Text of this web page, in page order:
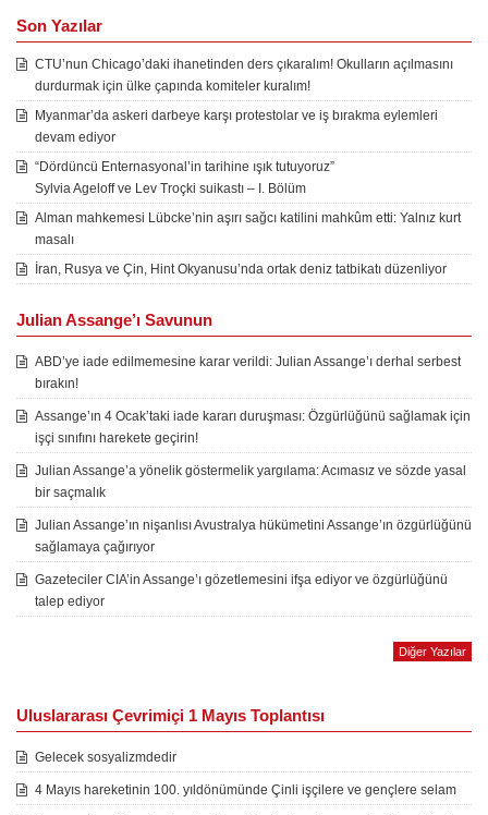
Son Yazılar
CTU’nun Chicago’daki ihanetinden ders çıkaralım! Okulların açılmasını
durdurmak için ülke çapında komiteler kuralım!
Myanmar’da askeri darbeye karşı protestolar ve iş bırakma eylemleri
devam ediyor
“Dördüncü Enternasyonal’in tarihine ışık tutuyoruz”
Sylvia Ageloff ve Lev Troçki suikastı – I. Bölüm
Alman mahkemesi Lübcke’nin aşırı sağcı katilini mahkûm etti: Yalnız kurt
masalı
İran, Rusya ve Çin, Hint Okyanusu’nda ortak deniz tatbikatı düzenliyor
Julian Assange’ı Savunun
ABD’ye iade edilmemesine karar verildi: Julian Assange’ı derhal serbest
bırakın!
Assange’ın 4 Ocak’taki iade kararı duruşması: Özgürlüğünü sağlamak için
işçi sınıfını harekete geçirin!
Julian Assange’a yönelik göstermelik yargılama: Acımasız ve sözde yasal
bir saçmalık
Julian Assange’ın nişanlısı Avustralya hükümetini Assange’ın özgürlüğünü
sağlamaya çağırıyor
Gazeteciler CIA’in Assange’ı gözetlemesini ifşa ediyor ve özgürlüğünü
talep ediyor
Diğer Yazılar
Uluslararası Çevrimiçi 1 Mayıs Toplantısı
Gelecek sosyalizmdedir
4 Mayıs hareketinin 100. yıldönümünde Çinli işçilere ve gençlere selam